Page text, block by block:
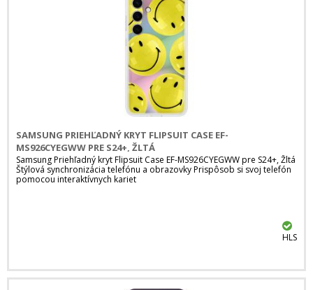
SAMSUNG PRIEHĽADNÝ KRYT FLIPSUIT CASE EF-
MS926CYEGWW PRE S24+, ŽLTÁ
Samsung Priehľadný kryt Flipsuit Case EF-MS926CYEGWW pre S24+, Žltá
Štýlová synchronizácia telefónu a obrazovky Prispôsob si svoj telefón
pomocou interaktívnych kariet
HLS